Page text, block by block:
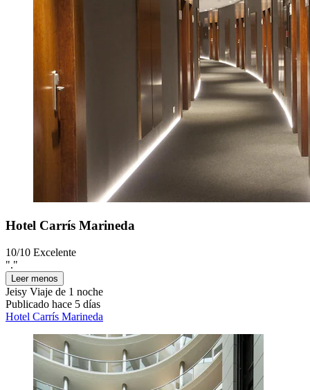
Hotel Carrís Marineda
10/10 Excelente
"."
Leer menos
Jeisy Viaje de 1 noche
Publicado hace 5 días
Hotel Carrís Marineda